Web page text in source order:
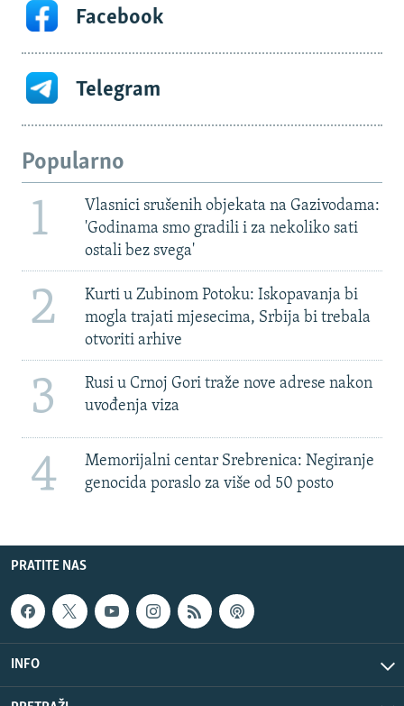
Facebook
Telegram
Popularno
1
Vlasnici srušenih objekata na Gazivodama:
'Godinama smo gradili i za nekoliko sati
ostali bez svega'
2
Kurti u Zubinom Potoku: Iskopavanja bi
mogla trajati mjesecima, Srbija bi trebala
otvoriti arhive
3
Rusi u Crnoj Gori traže nove adrese nakon
uvođenja viza
4
Memorijalni centar Srebrenica: Negiranje
genocida poraslo za više od 50 posto
PRATITE NAS
INFO